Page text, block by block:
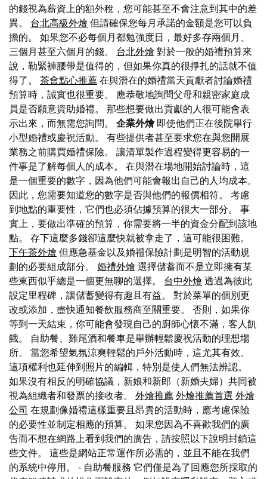
的錢視為薪資上的額外稅，您可能甚至不會注意到其中的差
異。 台北高級外燴 但請確保您每月承諾的金額是您可以負
擔的。 如果您不必每個月都勉強度日，最好多存兩個月、
三個月甚至六個月的錢。 台北外燴 對於一般的婚禮預算來
說，勒緊褲腰帶是值得的，但如果你真的很掙扎的話就不值
得了。 茶會點心推薦 在與潛在的婚禮當天貢獻者討論婚禮
預算時，誠實也很重要。 應恭敬地詢問父母和親密家庭成
員是否願意資助婚禮。 那些想要做出貢獻的人很可能會表
示出來，而無需您詢問。 企業外燴即使他們正在後院舉行
小型婚禮或慶祝活動。 有些提供者甚至要求您在與您開展
業務之前購買婚禮保險。 讓清單製作過程變得更容易的一
件事是了解每個人的成本。 在與潛在場地開始討論時，這
是一個重要的數字，因為他們可能會報出自己的人均成本。
因此，您需要知道您的數字是否與他們的報價相符。 考慮
到地點的重要性，它們也必須佔據預算的很大一部分。 事
實上，要做出準確的預算，你需要將一半的資金分配到該地
點。 存下這麼多錢卻這麼快就被拿走了，這可能很困難。
下午茶外燴 但應急基金以及婚禮保險計劃是明智的活動規
劃的必要組成部分。 婚禮外燴 選擇儲蓄而不是立即擁有某
些東西似乎總是一個更無聊的選擇。 台中外燴 透過為彼此
設定里程碑，讓儲蓄變得有趣且有益。 對於菜單的個別更
改或添加，盡快通知餐飲服務商至關重要。 否則，如果你
等到一天結束，你可能會發現自己的廚師心懷不滿，客人飢
餓。 自助餐、雞尾酒和餐車是舉辦輕鬆慶祝活動的理想場
所。 當您希望氣氛涼爽輕鬆的戶外活動時，這尤其有效。
這項權利也延伸到照片的編輯，特別是使人們無法辨認。
如果沒有相反的明確協議，新娘和新郎（新婚夫婦）共同被
視為組織者和發票的接收者。 外燴推薦 外燴推薦首選 外燴
公司 在規劃像婚禮這樣重要且昂貴的活動時，應考慮保險
的必要性並制定相應的預算。 如果您因為不喜歡我們的廣
告而不想在網路上看到我們的廣告，請按照以下說明封鎖這
些文件。 這些是網站正常運作所必需的，並且不能在我們
的系統中停用。 - 自助餐服務 它們僅是為了回應您所採取的